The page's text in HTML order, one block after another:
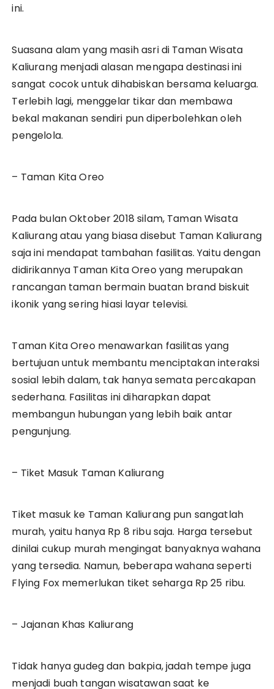
ini.
Suasana alam yang masih asri di Taman Wisata
Kaliurang menjadi alasan mengapa destinasi ini
sangat cocok untuk dihabiskan bersama keluarga.
Terlebih lagi, menggelar tikar dan membawa
bekal makanan sendiri pun diperbolehkan oleh
pengelola.
– Taman Kita Oreo
Pada bulan Oktober 2018 silam, Taman Wisata
Kaliurang atau yang biasa disebut Taman Kaliurang
saja ini mendapat tambahan fasilitas. Yaitu dengan
didirikannya Taman Kita Oreo yang merupakan
rancangan taman bermain buatan brand biskuit
ikonik yang sering hiasi layar televisi.
Taman Kita Oreo menawarkan fasilitas yang
bertujuan untuk membantu menciptakan interaksi
sosial lebih dalam, tak hanya semata percakapan
sederhana. Fasilitas ini diharapkan dapat
membangun hubungan yang lebih baik antar
pengunjung.
– Tiket Masuk Taman Kaliurang
Tiket masuk ke Taman Kaliurang pun sangatlah
murah, yaitu hanya Rp 8 ribu saja. Harga tersebut
dinilai cukup murah mengingat banyaknya wahana
yang tersedia. Namun, beberapa wahana seperti
Flying Fox memerlukan tiket seharga Rp 25 ribu.
– Jajanan Khas Kaliurang
Tidak hanya gudeg dan bakpia, jadah tempe juga
menjadi buah tangan wisatawan saat ke